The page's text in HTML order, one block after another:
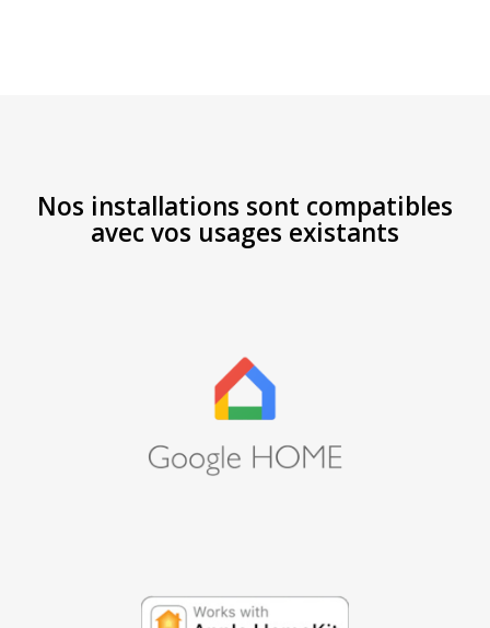
Nos installations sont compatibles
avec vos usages existants